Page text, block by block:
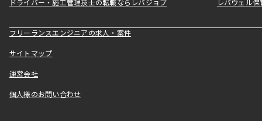
ドライバー・施工管理技士の転職ならレバジョブ レバウェル
フリーランスエンジニアの求人・案件
サイトマップ
運営会社
個人様のお問い合わせ